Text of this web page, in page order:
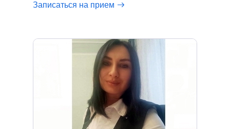
Записаться на прием